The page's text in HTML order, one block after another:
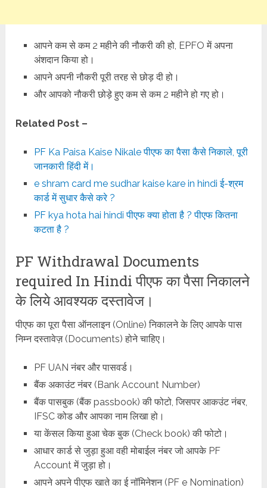
आपने कम से कम 2 महीने की नौकरी की हो, EPFO में अपना
अंशदान किया हो।
आपने अपनी नौकरी पूरी तरह से छोड़ दी हो।
और आपको नौकरी छोड़े हुए कम से कम 2 महीने हो गए हो।
Related Post –
PF Ka Paisa Kaise Nikale पीएफ का पैसा कैसे निकाले, पूरी
जानकारी हिंदी में।
e shram card me sudhar kaise kare in hindi ई-श्रम
कार्ड में सुधार कैसे करे ?
PF kya hota hai hindi पीएफ क्या होता है ? पीएफ कितना
कटता है ?
PF Withdrawal Documents
required In Hindi पीएफ का पैसा निकालने
के लिये आवश्यक दस्तावेज।
पीएफ का पूरा पैसा ऑनलाइन (Online) निकालने के लिए आपके पास
निम्न दस्तावेज़ (Documents) होने चाहिए।
PF UAN नंबर और पासवर्ड।
बैंक अकाउंट नंबर (Bank Account Number)
बैंक पासबुक (बैंक passbook) की फोटो, जिसपर आकउंट नंबर,
IFSC कोड और आपका नाम लिखा हो।
या केंसल किया हुआ चेक बुक (Check book) की फोटो।
आधार कार्ड से जुड़ा हुआ वही मोबाईल नंबर जो आपके PF
Account में जुड़ा हो।
आपने अपने पीएफ खाते का ई नॉमिनेशन (PF e Nomination)